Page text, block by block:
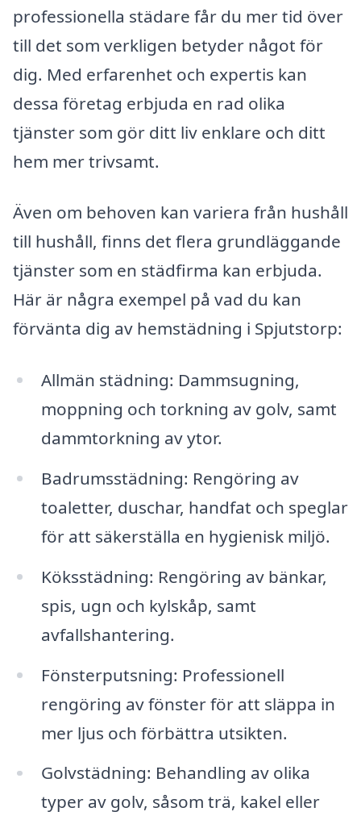
professionella städare får du mer tid över
till det som verkligen betyder något för
dig. Med erfarenhet och expertis kan
dessa företag erbjuda en rad olika
tjänster som gör ditt liv enklare och ditt
hem mer trivsamt.
Även om behoven kan variera från hushåll
till hushåll, finns det flera grundläggande
tjänster som en städfirma kan erbjuda.
Här är några exempel på vad du kan
förvänta dig av hemstädning i Spjutstorp:
Allmän städning: Dammsugning,
moppning och torkning av golv, samt
dammtorkning av ytor.
Badrumsstädning: Rengöring av
toaletter, duschar, handfat och speglar
för att säkerställa en hygienisk miljö.
Köksstädning: Rengöring av bänkar,
spis, ugn och kylskåp, samt
avfallshantering.
Fönsterputsning: Professionell
rengöring av fönster för att släppa in
mer ljus och förbättra utsikten.
Golvstädning: Behandling av olika
typer av golv, såsom trä, kakel eller